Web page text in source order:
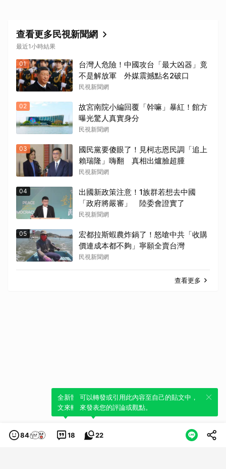
查看更多民視新聞網
最近1小時結果
01
台灣人危險！中國攻台「最大凶器」竟
不是解放軍 外媒震撼點名2破口
民視新聞網
02
故宮南院小編回覆「幹嘛」暴紅！館方
曝光驚人真實身分
民視新聞網
03
國民黨要傻眼了！見柯志恩民調「追上
賴瑞隆」嗨翻 真相出爐臉超腫
民視新聞網
04
出國新政策注意！1族群若想去中國
「政府將嚴審」 陸委會證實了
民視新聞網
05
宏都拉斯蝦農炸鍋了！怒嗆中共「收購
價連成本都不夠」寧願全賣台灣
民視新聞網
查看更多
84 18
全新體驗！一鍵引用此內容，透過發布貼
文來輕鬆表達個人立場。
22
可以轉發或引用此內容至自己的貼文中，
來發表您的評論或觀點。